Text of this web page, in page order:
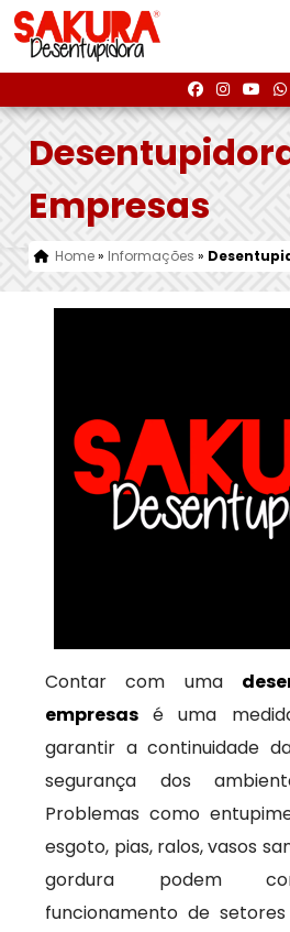
Empresas
Home» Informações »
Contar com uma
empresas é uma
garantir a continuidade
segurança dos
Problemas como
esgoto, pias, ralos, vasos
gordura podem
funcionamento de